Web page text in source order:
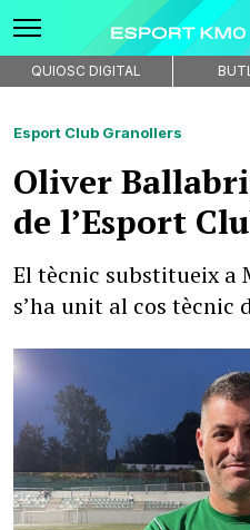
QUIOSC DIGITAL
Esport Club Granollers
Oliver
de l’Esport
El tècnic substitueix a
s’ha unit al cos tècnic